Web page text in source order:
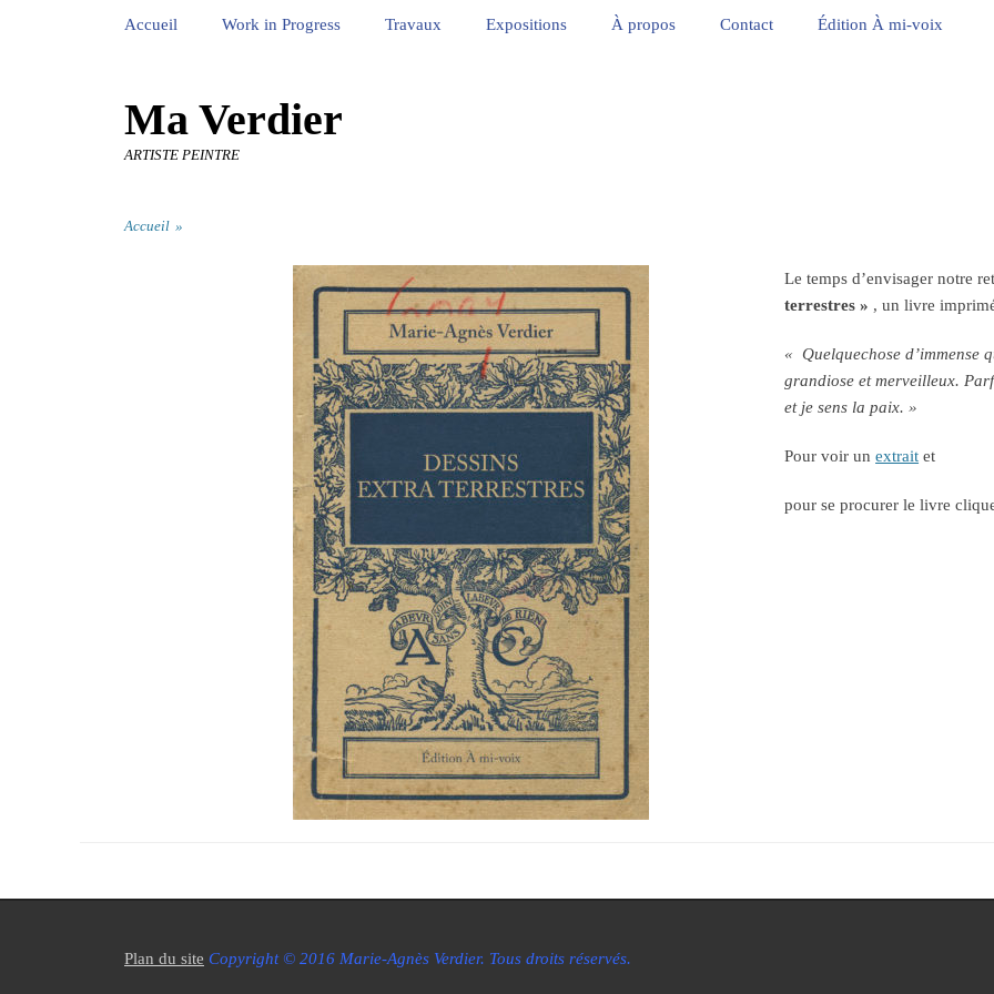
Ma Verdier
ARTISTE PEINTRE
Premier Menu
Accueil Work in Progress Travaux Expositions À propos Contact Édition À mi-voix
Second Menu
AllerAccueil »
Le temps d’envisager notre
terrestres » , un livre
« Quelquechose d’immense
grandiose et merveilleux.
et je sens la paix. »
Pour voir unextrait et
pour se procurer le livre
Plan du site Copyright © 2016 Marie-Agnès Verdier. Tous droits réservés.